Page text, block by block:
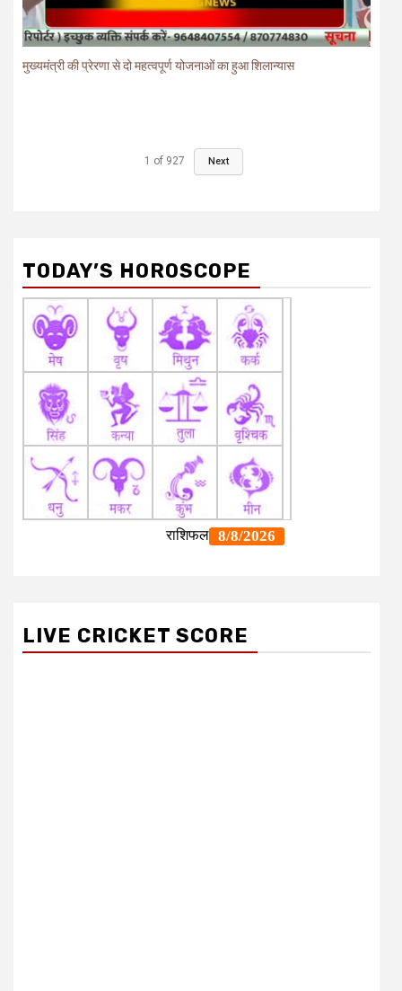
मुख्यमंत्री की प्रेरणा से दो महत्वपूर्ण योजनाओं का हुआ शिलान्यास
1 of 927 Next
TODAY’S HOROSCOPE
LIVE CRICKET SCORE